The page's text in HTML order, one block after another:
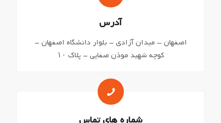
آدرس
اصفهان – میدان آزادی – بلوار دانشگاه اصفهان –
کوچه شهید موذن صفایی – پلاک ۱۰
شماره های تماس